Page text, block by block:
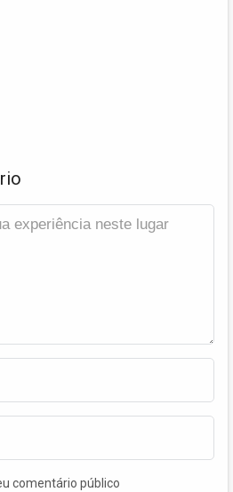
comentário público